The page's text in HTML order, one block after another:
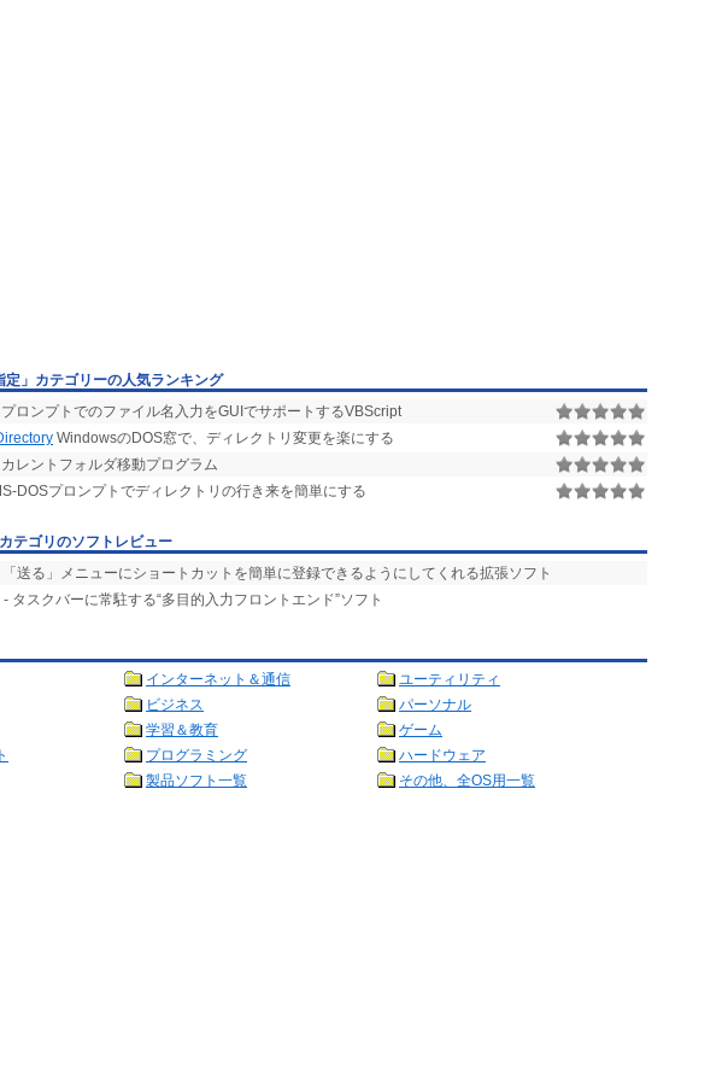
定」カテゴリーの人気ランキング
ロンプトでのファイル名入力をGUIでサポートするVBScript
WindowsのDOS窓で、ディレクトリ変更を楽にする
カレントフォルダ移動プログラム
DOSプロンプトでディレクトリの行き来を簡単にする
テゴリのソフトレビュー
「送る」メニューにショートカットを簡単に登録できるようにしてくれる拡張ソフト
- タスクバーに常駐する“多目的入力フロントエンド”ソフト
インターネット＆通信
ユーティリティ
ビジネス
パーソナル
学習＆教育
ゲーム
プログラミング
ハードウェア
製品ソフト一覧 その他、全OS用一覧